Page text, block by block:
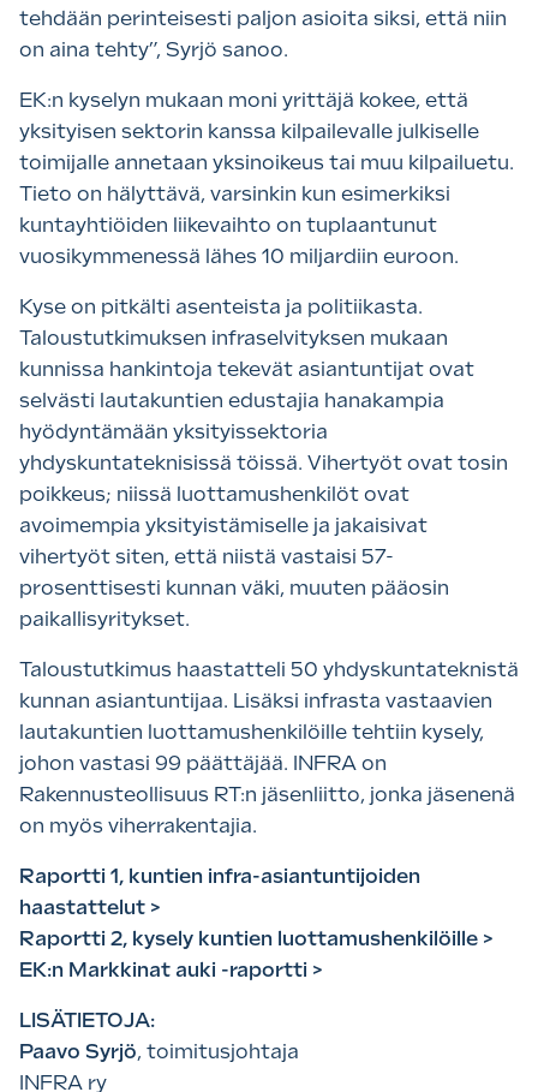
tehdään perinteisesti paljon asioita siksi, että niin
on aina tehty”, Syrjö sanoo.
EK:n kyselyn mukaan moni yrittäjä kokee, että
yksityisen sektorin kanssa kilpailevalle julkiselle
toimijalle annetaan yksinoikeus tai muu kilpailuetu.
Tieto on hälyttävä, varsinkin kun esimerkiksi
kuntayhtiöiden liikevaihto on tuplaantunut
vuosikymmenessä lähes 10 miljardiin euroon.
Kyse on pitkälti asenteista ja politiikasta.
Taloustutkimuksen infraselvityksen mukaan
kunnissa hankintoja tekevät asiantuntijat ovat
selvästi lautakuntien edustajia hanakampia
hyödyntämään yksityissektoria
yhdyskuntateknisissä töissä. Vihertyöt ovat tosin
poikkeus; niissä luottamushenkilöt ovat
avoimempia yksityistämiselle ja jakaisivat
vihertyöt siten, että niistä vastaisi 57-
prosenttisesti kunnan väki, muuten pääosin
paikallisyritykset.
Taloustutkimus haastatteli 50 yhdyskuntateknistä
kunnan asiantuntijaa. Lisäksi infrasta vastaavien
lautakuntien luottamushenkilöille tehtiin kysely,
johon vastasi 99 päättäjää. INFRA on
Rakennusteollisuus RT:n jäsenliitto, jonka jäsenenä
on myös viherrakentajia.
Raportti 1, kuntien infra-asiantuntijoiden
haastattelut >
Raportti 2, kysely kuntien luottamushenkilöille >
EK:n Markkinat auki -raportti >
LISÄTIETOJA:
Paavo Syrjö, toimitusjohtaja
INFRA ry